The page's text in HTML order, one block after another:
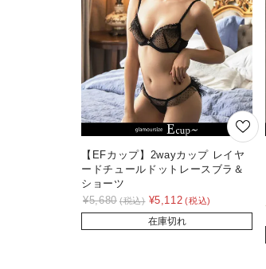
【EFカップ】2wayカップ レイヤ
ードチュールドットレースブラ＆
ショーツ
¥5,680 ¥5,112
在庫切れ